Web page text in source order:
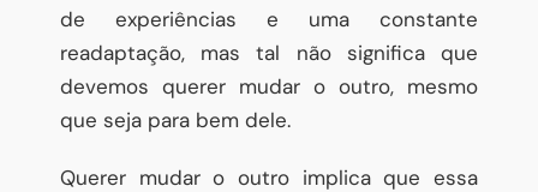
de experiências e uma constante
readaptação, mas tal não significa que
devemos querer mudar o outro, mesmo
que seja para bem dele.
Querer mudar o outro implica que essa